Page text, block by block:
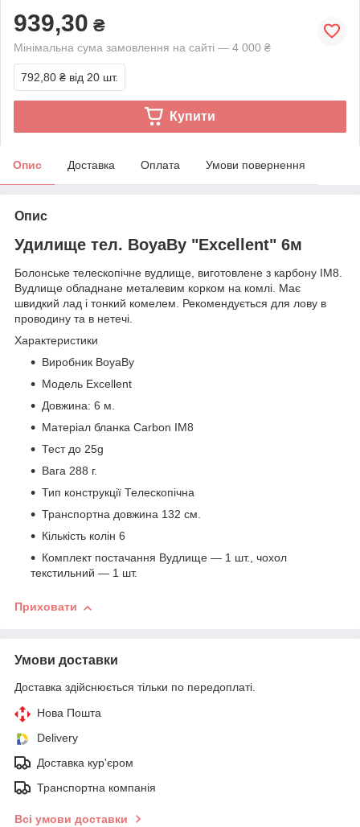
939,30 ₴
Мінімальна сума замовлення на сайті — 4 000 ₴
792,80 ₴ від 20 шт.
Купити
Опис Доставка Оплата Умови повернення
Опис
Удилище тел. BoyaBy "Excellent" 6м
Болонське телескопічне вудлище, виготовлене з карбону IM8.
Вудлище обладнане металевим корком на комлі. Має
швидкий лад і тонкий комелем. Рекомендується для лову в
проводину та в нетечі.
Характеристики
Виробник BoyaBy
Модель Excellent
Довжина: 6 м.
Матеріал бланка Carbon IM8
Тест до 25g
Вага 288 г.
Тип конструкції Телескопічна
Транспортна довжина 132 см.
Кількість колін 6
Комплект постачання Вудлище — 1 шт., чохол
текстильний — 1 шт.
Приховати
Умови доставки
Доставка здійснюється тільки по передоплаті.
Нова Пошта
Delivery
Доставка кур'єром
Транспортна компанія
Всі умови доставки